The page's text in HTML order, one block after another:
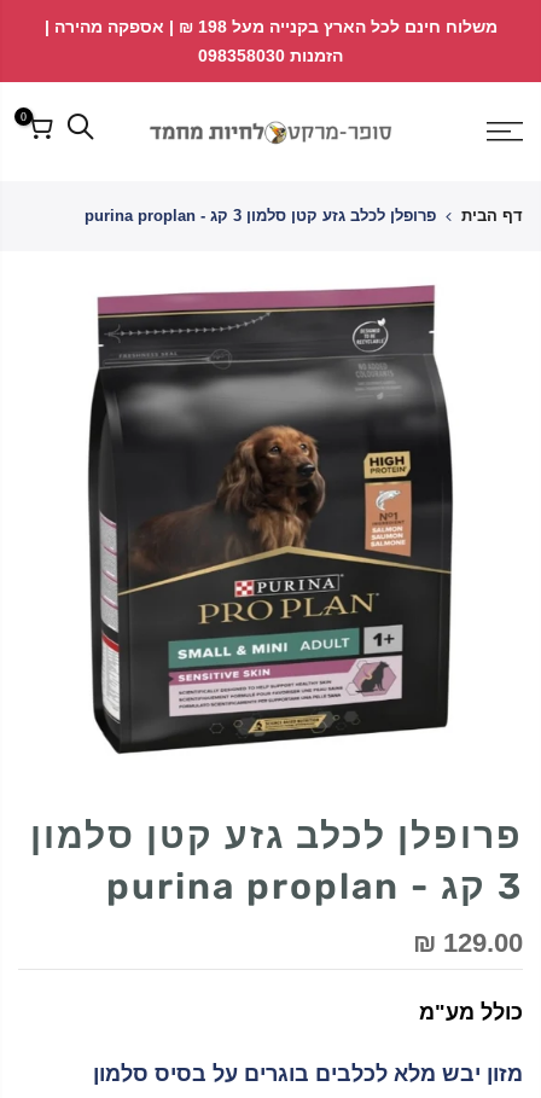
פתח ווידג'ט נגישות
משלוח חינם לכל הארץ בקנייה מעל 198 ₪ | אספקה מהירה |
הזמנות 098358030
0
דף הבית פרופלן לכלב גזע קטן סלמון 3 קג - purina proplan
פרופלן לכלב גזע קטן סלמון
3 קג - purina proplan
129.00 ₪
כולל מע"מ
מזון יבש מלא לכלבים בוגרים על בסיס סלמון